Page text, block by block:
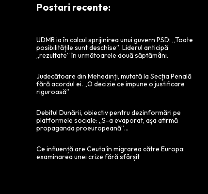
Postari recente:
UDMR ia în calcul sprijinirea unui guvern PSD: „Toate
posibilitățile sunt deschise”. Liderul anticipă
„rezultate” în următoarele două săptămâni.
Judecătoare din Mehedinți, mutată la Secția Penală
fără acordul ei. „O decizie ce impune o justificare
riguroasă”
Debitul Dunării, obiectiv pentru dezinformări pe
platformele sociale: „S-a evaporat, așa afirmă
propaganda proeuropeană”…
Ce influență are Ceuta în migrarea către Europa:
examinarea unei crize fără sfârșit